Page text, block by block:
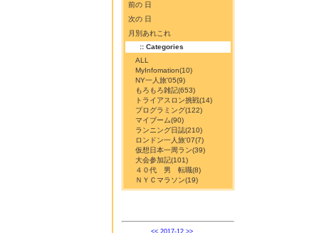
前の 日
次の 日
月別あれこれ
:: Categories
ALL
MyInfomation(10)
NY一人旅'05(9)
もろもろ雑記(653)
トライアスロン挑戦(14)
プログラミング(122)
マイブーム(90)
ランニング日誌(210)
ロンドン一人旅'07(7)
仮想日本一周ラン(39)
大会参加記(101)
４０代 男 転職(8)
ＮＹＣマラソン(19)
<< 2017-12 >>